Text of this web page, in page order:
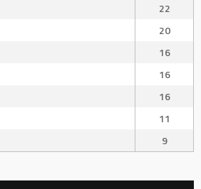
22
20
16
16
16
11
9